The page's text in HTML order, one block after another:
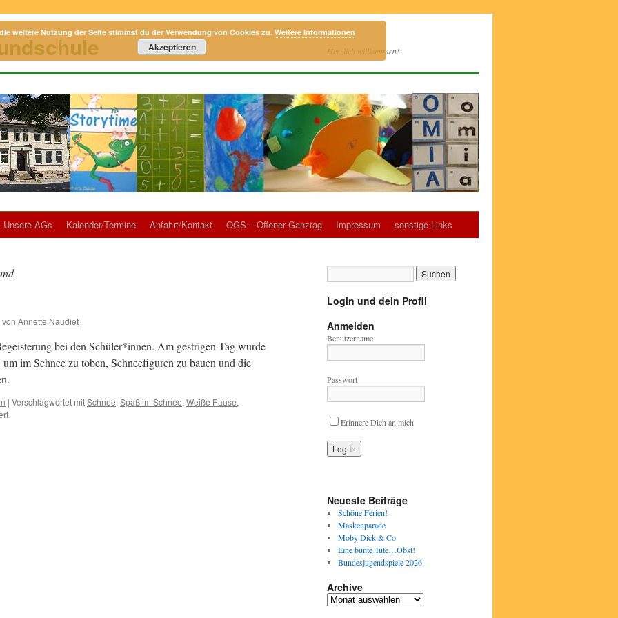
Herzlich willkommen!
Unsere AGs Kalender/Termine Anfahrt/Kontakt OGS – Offener Ganztag Impressum sonstige Links
von Annette Naudiet
bei den Schüler*innen. Am gestrigen Tag wurde
im Schnee zu toben, Schneefiguren zu bauen und die
| Verschlagwortet mitSchnee, Spaß im Schnee, Weiße Pause,
für
Login und dein Profil
Anmelden
Benutzername
Passwort
Erinnere Dich an mich
Neueste Beiträge
Schöne Ferien!
Maskenparade
Moby Dick & Co
Eine bunte Tüte…Obst!
Bundesjugendspiele 2026
Archive
Archive
weitere Nutzung der Seite stimmst du der Verwendung von Cookies zu. Weitere Informationen
Akzeptieren